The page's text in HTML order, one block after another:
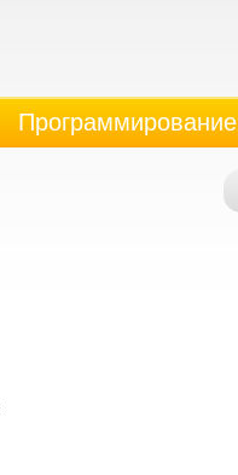
Программирование